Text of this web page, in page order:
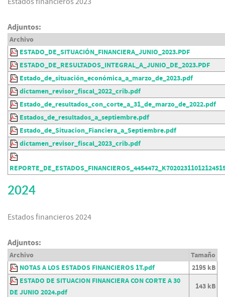
Adjuntos:
Archivo
ESTADO_DE_SITUACIÓN_FINANCIERA_JUNIO_2023.PDF
ESTADO_DE_RESULTADOS_INTEGRAL_A_JUNIO_DE_2023.PDF
Estado_de_situación_económica_a_marzo_de_2023.pdf
dictamen_revisor_fiscal_2022_crib.pdf
Estado_de_resultados_con_corte_a_31_de_marzo_de_2022.pdf
Estados_de_resultados_a_septiembre.pdf
Estado_de_Situacion_Fianciera_a_Septiembre.pdf
dictamen_revisor_fiscal_2023_crib.pdf
2024
Estados financieros 2024
Adjuntos:
Archivo
Tamaño
NOTAS A LOS ESTADOS FINANCIEROS 1T.pdf
2195 kB
ESTADO DE SITUACION FINANCIERA CON CORTE A 30
DE JUNIO 2024.pdf
143 kB